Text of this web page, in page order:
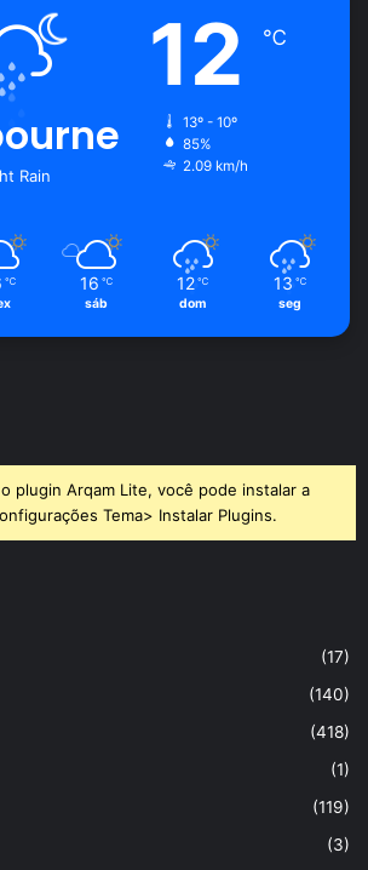
Rain
12 ℃
13º - 10º
85%
2.09 km/h
℃ 16 ℃
sáb
12 ℃
dom
13 ℃
seg
plugin Arqam Lite, você pode instalar a
Tema> Instalar Plugins.
(17)
(140)
(418)
(1)
(119)
(3)